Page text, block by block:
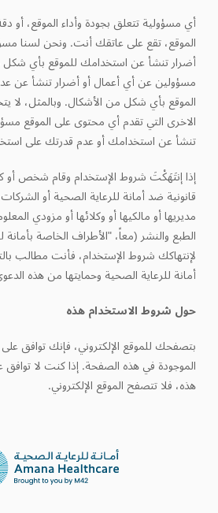
أي مسؤولية تتعلق بجودة وأداء الموقع، أو
الموقع، تقع على عاتقك أنت. ونحن لسنا
أضرار تنشأ عن استخدامك للموقع بأي شكل
مسؤولين عن أي أعمال أو أضرار تنشأ عن
الموقع بأي شكل من الأشكال. وبالمثل، لا
الاخرى التي تقدم أي محتوى على الموقع
تنشأ عن استخدامك أو عدم قدرتك على
إذا إنتَهَكْتَ شروط الإستخدام وقام شخص أو
قانونية ضد أمانة للرعاية الصحية أو الشركات
مديريها أو مالكيها أو وكلائها أو مزودي
الطبع والنشر (معاً، "الأطراف الخاصة بأمانة
لإنتهاكك شروط الإستخدام، فأنت مطالب
أمانة للرعاية الصحية وحمايتها من هذه
حول شروط الاستخدام هذه
بتصفحك للموقع الإلكتروني، فإنك توافق
الموجودة في هذه الصفحة. إذا كنت لا
هذه، فلا تتصفح الموقع الإلكتروني.